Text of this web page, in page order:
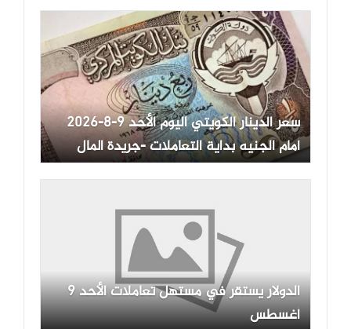
سعر الدينار الكويتي اليوم الأحد 9-8-2026
أمام الجنيه بداية التعاملات -جريدة المال
الدولار يستقر في مستهل تعاملات الأحد 9
أغسطس